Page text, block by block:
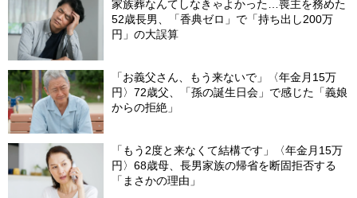
家族葬なんてしなきゃよかった…喪主を務めた
52歳長男、「香典ゼロ」で「持ち出し200万
円」の大誤算
「お義父さん、もう来ないで」〈年金月15万
円〉72歳父、「孫の誕生日会」で感じた「義娘
からの拒絶」
「もう2度と来なくて結構です」〈年金月15万
円〉68歳母、長男家族の帰省を断固拒否する
「まさかの理由」